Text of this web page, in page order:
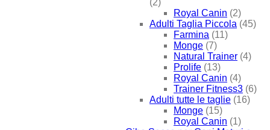
(2)
Royal Canin (2)
Adulti Taglia Piccola (45)
Farmina (11)
Monge (7)
Natural Trainer (4)
Prolife (13)
Royal Canin (4)
Trainer Fitness3 (6)
Adulti tutte le taglie (16)
Monge (15)
Royal Canin (1)